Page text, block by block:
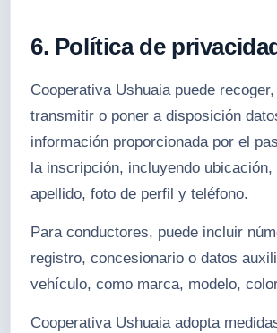
6. Política de
Cooperativa Ushuaia puede
transmitir o poner a disposición
información proporcionada por el
la inscripción, incluyendo ubicación,
apellido, foto de perfil y teléfono.
Para conductores, puede incluir
registro, concesionario o datos
vehículo, como marca, modelo,
Cooperativa Ushuaia adopta